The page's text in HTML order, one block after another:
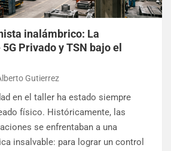
inalámbrico: La
Privado y TSN bajo el
Gutierrez
en el taller ha estado siempre
físico. Históricamente, las
se enfrentaban a una
insalvable: para lograr un control